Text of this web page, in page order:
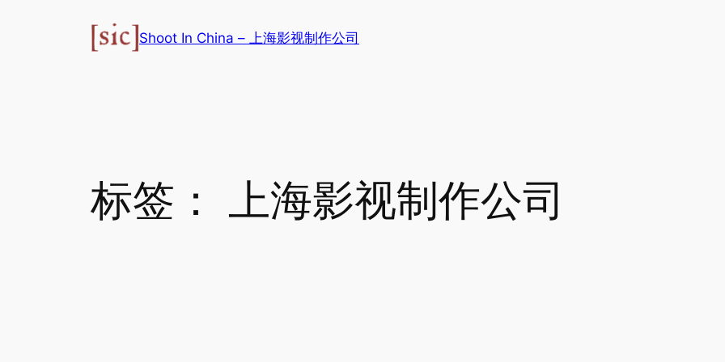
Shoot In China – 上海影视制作公司
标签： 上海影视制作公司